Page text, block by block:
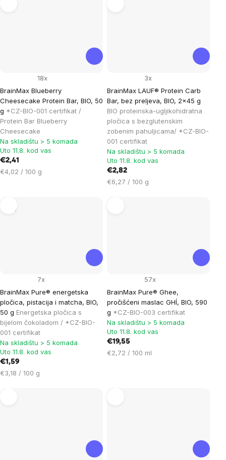
BrainMax Blueberry
Cheesecake Protein Bar, BIO, 50
g *CZ-BIO-001 certifikat /
Protein Bar Blueberry
Cheesecake
18x
Na skladištu > 5 komada
Uto 11.8. kod vas
€2,41
Cijena
€4,02 / 100 g
BrainMax LAUF® Protein Carb
Bar, bez preljeva, BIO, 2x45 g
BIO proteinska-ugljikohidratna
pločica s bezglutenskim
zobenim pahuljicama/ *CZ-BIO-
001 certifikat
3x
Na skladištu > 5 komada
Uto 11.8. kod vas
€2,82
Cijena
€6,27 / 100 g
BrainMax Pure® energetska
pločica, pistacija i matcha, BIO,
50 g Energetska pločica s
bijelom čokoladom / *CZ-BIO-
001 certifikat
7x
Na skladištu > 5 komada
Uto 11.8. kod vas
€1,59
Cijena
€3,18 / 100 g
BrainMax Pure® Ghee,
pročišćeni maslac GHÍ, BIO, 590
g *CZ-BIO-003 certifikat
57x
Na skladištu > 5 komada
Uto 11.8. kod vas
€19,55
Cijena
€2,72 / 100 ml